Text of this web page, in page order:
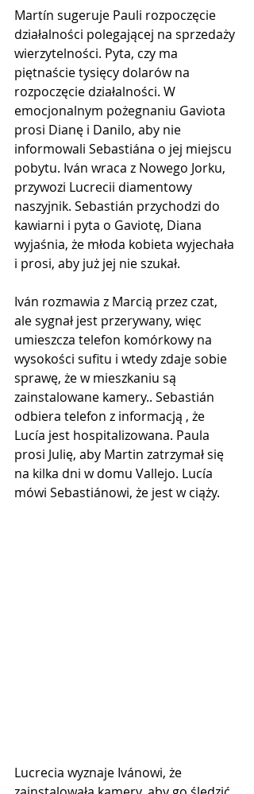
Martín sugeruje Pauli rozpoczęcie
działalności polegającej na sprzedaży
wierzytelności. Pyta, czy ma
piętnaście tysięcy dolarów na
rozpoczęcie działalności. W
emocjonalnym pożegnaniu Gaviota
prosi Dianę i Danilo, aby nie
informowali Sebastiána o jej miejscu
pobytu. Iván wraca z Nowego Jorku,
przywozi Lucrecii diamentowy
naszyjnik. Sebastián przychodzi do
kawiarni i pyta o Gaviotę, Diana
wyjaśnia, że ​​młoda kobieta wyjechała
i prosi, aby już jej nie szukał.
Iván rozmawia z Marcią przez czat,
ale sygnał jest przerywany, więc
umieszcza telefon komórkowy na
wysokości sufitu i wtedy zdaje sobie
sprawę, że w mieszkaniu są
zainstalowane kamery.. Sebastián
odbiera telefon z informacją , że
Lucía jest hospitalizowana. Paula
prosi Julię, aby Martin zatrzymał się
na kilka dni w domu Vallejo. Lucía
mówi Sebastiánowi, że jest w ciąży.
Lucrecia wyznaje Ivánowi, że